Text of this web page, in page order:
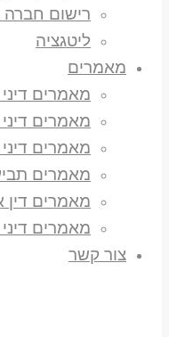
רישום
ליטגציה
מאמרים
מאמרים
מאמרים
מאמרים
מאמרים
מאמרים דין
מאמרים
צור קשר